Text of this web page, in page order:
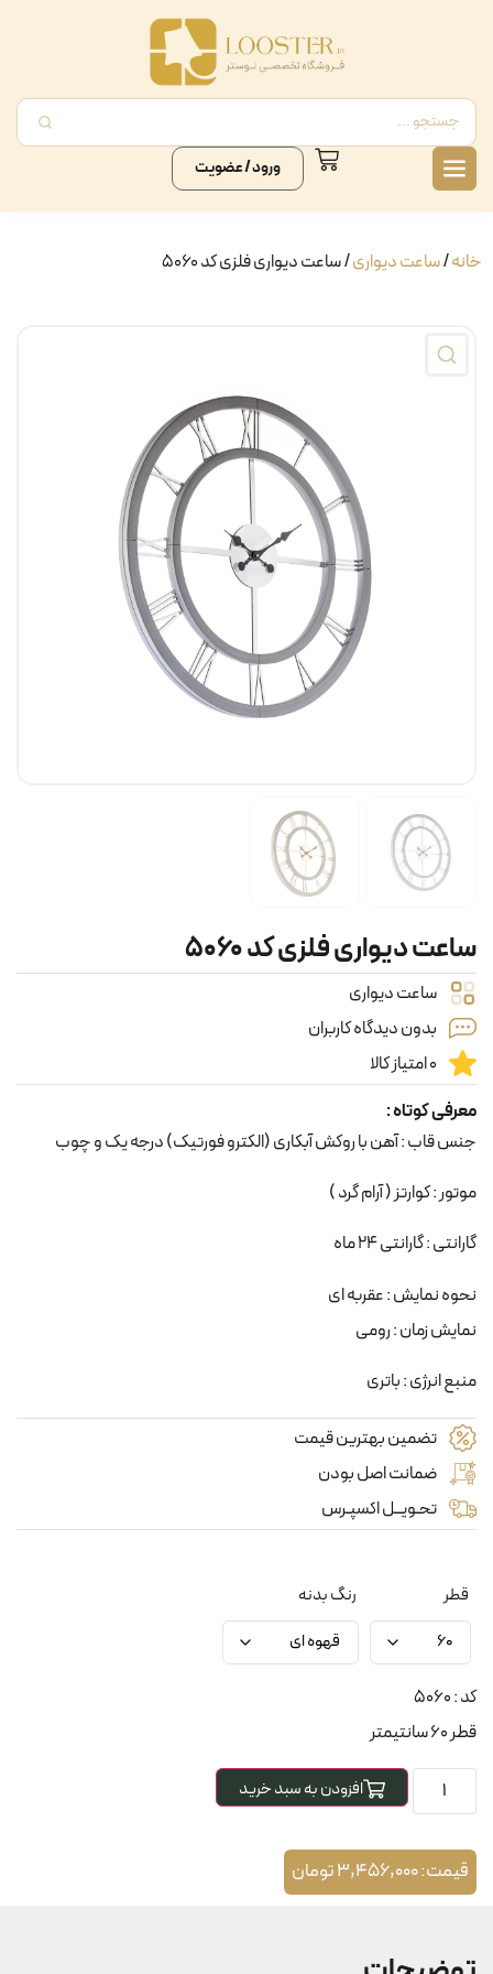
ورود / عضویت
خانه/ساعت دیواری/ ساعت دیواری فلزی کد ۵۰۶۰
ساعت دیواری فلزی کد ۵۰۶۰
ساعت دیواری
بدون دیدگاه کاربران
0 امتیاز کالا
معرفی کوتاه :
جنس قاب : آهن با روکش آبکاری (الکترو فورتیک) درجه یک و چوب
موتور : کوارتز ( آرام گرد )
گارانتی : گارانتی 24 ماه
نحوه نمایش : عقربه ای
نمایش زمان : رومی
منبع انرژی : باتری
تضمین بهترین قیمت
ضمانت اصل بودن
تحـویــل اکسپـرس
قطر رنگ بدنه
کد : 5060
قطر 60 سانتیمتر
افزودن به سبد خرید
قیمت:3,456,000تومان